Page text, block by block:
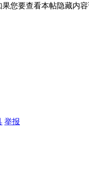
果您要查看本帖隐藏内
举报